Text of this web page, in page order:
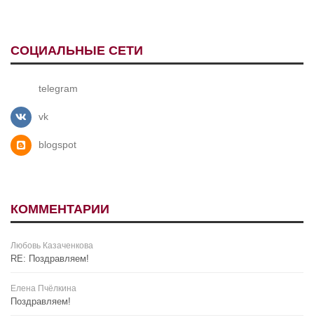
СОЦИАЛЬНЫЕ СЕТИ
telegram
vk
blogspot
КОММЕНТАРИИ
Любовь Казаченкова
RE: Поздравляем!
Елена Пчёлкина
Поздравляем!